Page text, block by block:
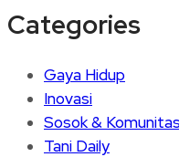
Categories
Gaya Hidup
Inovasi
Sosok & Komunitas
Tani Daily